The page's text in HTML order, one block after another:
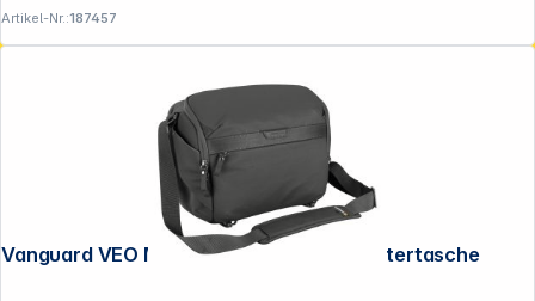
Artikel-Nr.:187457
Vanguard VEO Metro S7L schwarz Schultertasche